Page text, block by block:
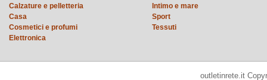
Calzature e pelletteria
Casa
Cosmetici e profumi
Elettronica
Intimo e mare
Sport
Tessuti
outletinrete.it